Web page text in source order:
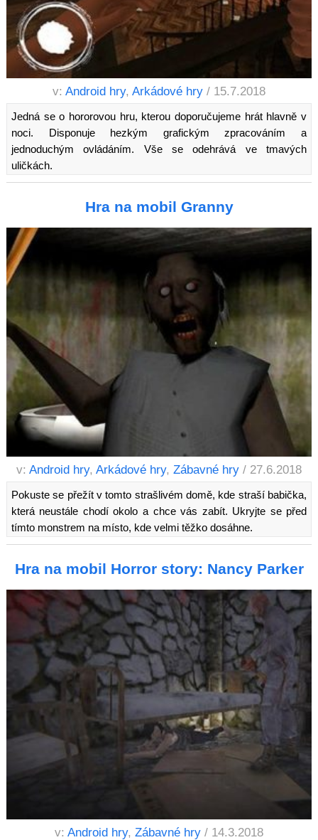
v: Android hry, Arkádové hry / 15.7.2018
Jedná se o hororovou hru, kterou doporučujeme hrát hlavně v
noci. Disponuje hezkým grafickým zpracováním a
jednoduchým ovládáním. Vše se odehrává ve tmavých
uličkách.
Hra na mobil Granny
v: Android hry, Arkádové hry, Zábavné hry / 27.6.2018
Pokuste se přežít v tomto strašlivém domě, kde straší babička,
která neustále chodí okolo a chce vás zabít. Ukryjte se před
tímto monstrem na místo, kde velmi těžko dosáhne.
Hra na mobil Horror story: Nancy Parker
v: Android hry, Zábavné hry / 14.3.2018